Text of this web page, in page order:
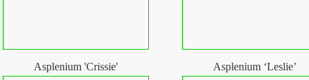
Asplenium 'Crissie' Asplenium ‘Leslie’